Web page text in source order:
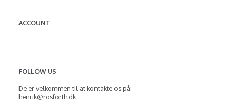
ACCOUNT
FOLLOW US
De er velkommen til at kontakte os på:
henrik@rosforth.dk